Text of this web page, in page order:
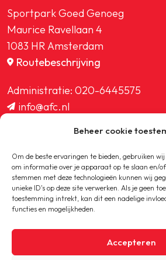
Beheer cookie
Om de beste ervaringen te bieden, gebruiken wij
om informatie over je apparaat op te slaan en/
stemmen met deze technologieën kunnen wij
unieke ID's op deze site verwerken. Als je geen
toestemming intrekt, kan dit een nadelige
functies en mogelijkheden.
Accepteren
Sportpark Goed Genoeg
Maurice Ravellaan 4
1083 HR Amsterdam
Routebeschrijving
Administratie: 020-6445575
info@afc.nl
ledenadministratie@afc.nl
Copyright © 2020-2026 AFC